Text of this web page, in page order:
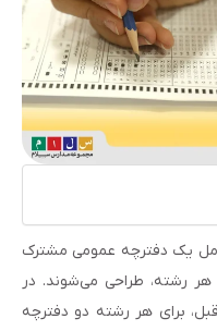
در ۳ دفترچه شامل یک دفترچه عمومی مشترک
رشته، طراحی می‌شوند. در
قبل، برای هر رشته دو دفترچه